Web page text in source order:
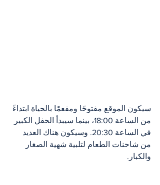
سيكون الموقع مفتوحًا ومفعمًا بالحياة ابتداءً
من الساعة 18:00، بينما سيبدأ الحفل الكبير
في الساعة 20:30. وسيكون هناك العديد
من شاحنات الطعام لتلبية شهية الصغار
والكبار.